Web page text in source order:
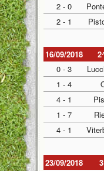
2 - 0
2 - 1
16/09/2018
0 - 3
1 - 4
4 - 1
1 - 7
4 - 1
23/09/2018